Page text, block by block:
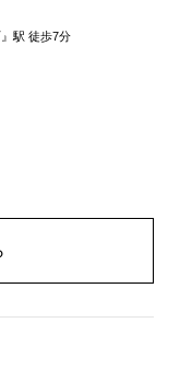
詳しくはこちら
駅 徒歩7分